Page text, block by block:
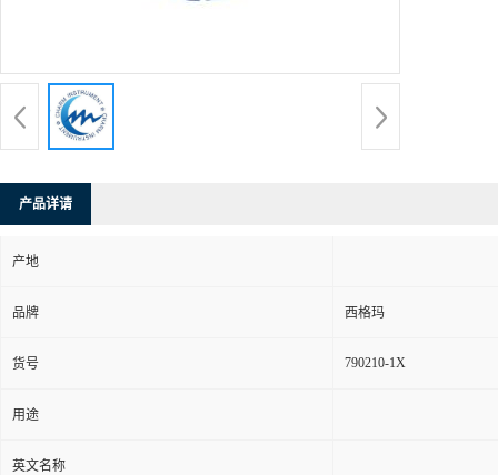
产品详请
产地
品牌 西格玛
货号 790210-1X
用途
英文名称